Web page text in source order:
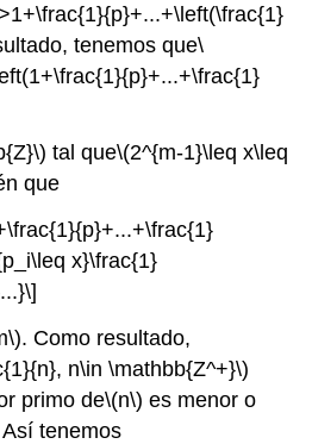
tenemos que\
tal que\(2^{m-1}\leq x\leq
que
x}\frac{1}
. Como resultado,
n\in \mathbb{Z^+}\)
primo de\(n\) es menor o
tenemos